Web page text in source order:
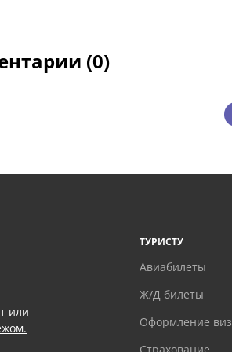
(0)
или
ТУРИСТУ
Авиабилеты
Ж/Д билеты
Оформление виз